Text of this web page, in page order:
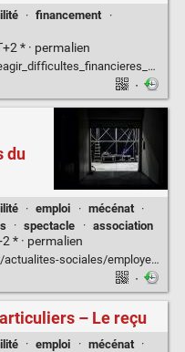
· financement
·
* · permalien
·
du
· emploi · mécénat
·
· spectacle · association
* · permalien
employer-des-intermittents-du-spectacle/
·
– Le reçu
· emploi · mécénat
·